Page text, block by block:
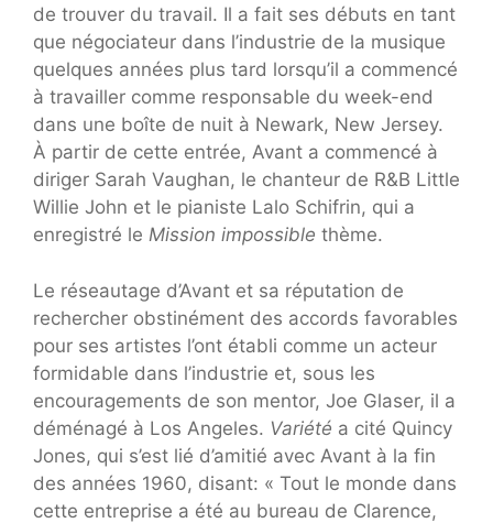
de trouver du travail. Il a fait ses débuts en tant
que négociateur dans l’industrie de la musique
quelques années plus tard lorsqu’il a commencé
à travailler comme responsable du week-end
dans une boîte de nuit à Newark, New Jersey.
À partir de cette entrée, Avant a commencé à
diriger Sarah Vaughan, le chanteur de R&B Little
Willie John et le pianiste Lalo Schifrin, qui a
enregistré le Mission impossible thème.
Le réseautage d’Avant et sa réputation de
rechercher obstinément des accords favorables
pour ses artistes l’ont établi comme un acteur
formidable dans l’industrie et, sous les
encouragements de son mentor, Joe Glaser, il a
déménagé à Los Angeles. Variété a cité Quincy
Jones, qui s’est lié d’amitié avec Avant à la fin
des années 1960, disant: « Tout le monde dans
cette entreprise a été au bureau de Clarence,